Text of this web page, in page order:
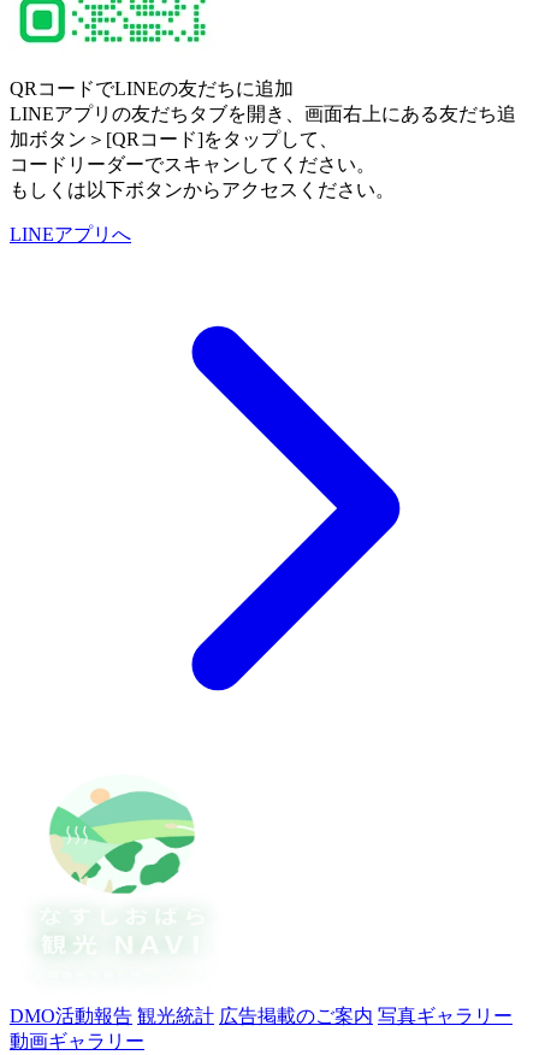
QRコードでLINEの友だちに追加
LINEアプリの友だちタブを開き、画面右上にある友だち追
加ボタン＞[QRコード]をタップして、
コードリーダーでスキャンしてください。
もしくは以下ボタンからアクセスください。
LINEアプリへ
DMO活動報告 観光統計 広告掲載のご案内 写真ギャラリー
動画ギャラリー